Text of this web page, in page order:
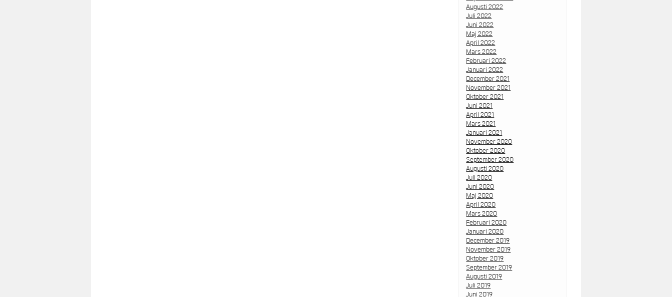
Augusti 2022
Juli 2022
Juni 2022
Maj 2022
April 2022
Mars 2022
Februari 2022
Januari 2022
December 2021
November 2021
Oktober 2021
Juni 2021
April 2021
Mars 2021
Januari 2021
November 2020
Oktober 2020
September 2020
Augusti 2020
Juli 2020
Juni 2020
Maj 2020
April 2020
Mars 2020
Februari 2020
Januari 2020
December 2019
November 2019
Oktober 2019
September 2019
Augusti 2019
Juli 2019
Juni 2019